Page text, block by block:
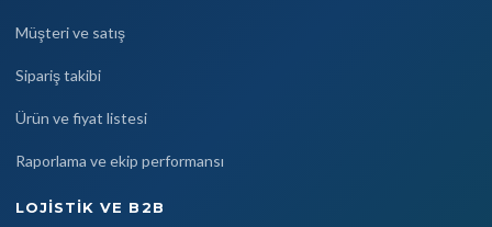
Müşteri ve satış
Sipariş takibi
Ürün ve fiyat listesi
Raporlama ve ekip performansı
LOJISTIK VE B2B